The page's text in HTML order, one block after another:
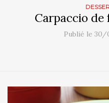
Carpaccio de
Publié le